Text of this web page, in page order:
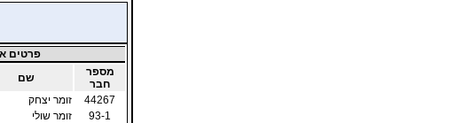
פרטים
מספר
חבר
שם
44267
זומר יצחק
93-1
זומר שולי